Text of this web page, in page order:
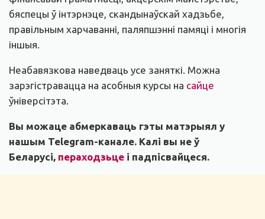
бяспецы ў інтэрнэце, скандынаўскай хадзьбе,
правільным харчаванні, паляпшэнні памяці і многія
іншыя.
Неабавязкова наведваць усе заняткі. Можна
зарэгістравацца на асобныя курсы на сайце
ўніверсітэта.
Вы можаце абмеркаваць гэты матэрыял у
нашым Telegram-канале. Калі вы не ў
Беларусі, пераходзьце і падпісвайцеся.